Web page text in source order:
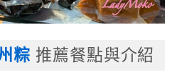
粽 推薦餐點與介紹